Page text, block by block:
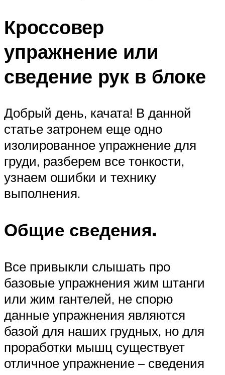
Кроссовер
упражнение или
сведение рук в блоке
Добрый день, качата! В данной
статье затронем еще одно
изолированное упражнение для
груди, разберем все тонкости,
узнаем ошибки и технику
выполнения.
Общие сведения.
Все привыкли слышать про
базовые упражнения жим штанги
или жим гантелей, не спорю
данные упражнения являются
базой для наших грудных, но для
проработки мышц существует
отличное упражнение – сведения